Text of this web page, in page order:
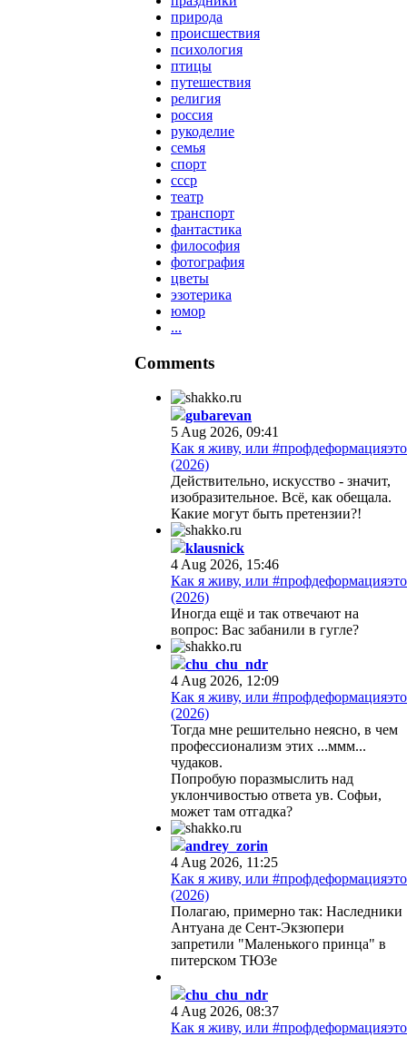
природа
происшествия
психология
птицы
путешествия
религия
россия
рукоделие
семья
спорт
ссср
театр
транспорт
фантастика
философия
фотография
цветы
эзотерика
юмор
...
Comments
gubarevan
5 Aug 2026, 09:41
Как я живу, или #профдеформацияэто
(2026)
Действительно, искусство - значит,
изобразительное. Всё, как обещала.
Какие могут быть претензии?!
klausnick
4 Aug 2026, 15:46
Как я живу, или #профдеформацияэто
(2026)
Иногда ещё и так отвечают на
вопрос: Вас забанили в гугле?
chu_chu_ndr
4 Aug 2026, 12:09
Как я живу, или #профдеформацияэто
(2026)
Тогда мне решительно неясно, в чем
профессионализм этих ...ммм...
чудаков.
Попробую поразмыслить над
уклончивостью ответа ув. Софьи,
может там отгадка?
andrey_zorin
4 Aug 2026, 11:25
Как я живу, или #профдеформацияэто
(2026)
Полагаю, примерно так: Наследники
Антуана де Сент-Экзюпери
запретили "Маленького принца" в
питерском ТЮЗе
chu_chu_ndr
4 Aug 2026, 08:37
Как я живу, или #профдеформацияэто